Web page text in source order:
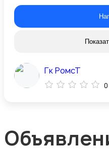
Гк РомсТ